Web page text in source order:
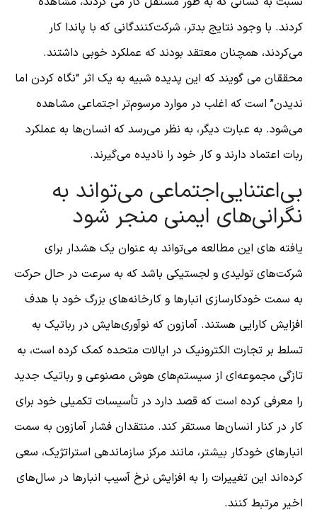
کردند. با وجود نتایج بدتر، شرکت‌کنندگانی که با پاندا کار
می‌کردند، همچنان معتقد بودند که عملکرد خوبی داشتند.
محققان می گویند که این پدیده شبیه به یک اثر “نگاه کردن اما
ندیدن” است که اغلب در موارد مرسوم‌تر اجتماعی مشاهده
می‌شود. به عبارت دیگر، به نظر می‌رسد که انسان‌ها به عملکرد
ربات اعتماد دارند و کار خود را نادیده می‌گیرند.
بی‌اعتنایی‌اجتماعی می‌تواند به
نگرانی‌های ایمنی منجر شود
یافته های این مطالعه می‌تواند به عنوان یک هشدار برای
شرکت‌های تولیدی و لجستیکی باشد که به سرعت در حال حرکت
به سمت خودکارسازی انبارها و کارخانه‌های بزرگ خود با هدف
افزایش کارایی هستند. آمازون که نوآوری‌هایش در رباتیک به
تسلط بر تجارت الکترونیک در ایالات متحده کمک کرده است، به
تازگی مجموعه‌ای از سیستم‌های هوش مصنوعی و رباتیک جدید
را معرفی کرده است که قصد دارد در تأسیسات تکمیلی خود برای
کار در کنار انسان‌ها مستقر کند. منتقدان فشار آمازون به سمت
انبارهای خودکار بیشتر، مانند مرکز سازماندهی استراتژیک، سعی
کرده‌اند این تغییرات را به افزایش نرخ آسیب انبارها در سال‌های
اخیر مرتبط کنند.